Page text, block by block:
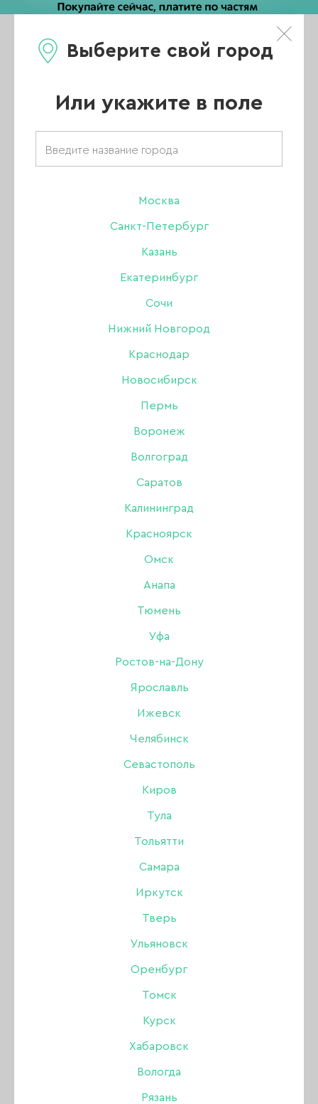
Выберите свой город
Или укажите в поле
Москва
Санкт-Петербург
Казань
Екатеринбург
Сочи
Нижний Новгород
Краснодар
Новосибирск
Пермь
Воронеж
Волгоград
Саратов
Калининград
Красноярск
Омск
Анапа
Тюмень
Уфа
Ростов-на-Дону
Ярославль
Ижевск
Челябинск
Севастополь
Киров
Тула
Тольятти
Самара
Иркутск
Тверь
Ульяновск
Оренбург
Томск
Курск
Хабаровск
Вологда
Рязань
Каталог
Главная/
Каталог/
Гель-лак/
Amokey/
Гель-лак Amokey Noble shine 01, 8 мл
Гель-лак Amokey Noble
shine 01, 8 мл
В наличии в интернет-магазине
Коллекция гель-лаков NOBLE SHINE – это
ненавязчивым сиянием.
10 уникальных цветов, которые подойдут для